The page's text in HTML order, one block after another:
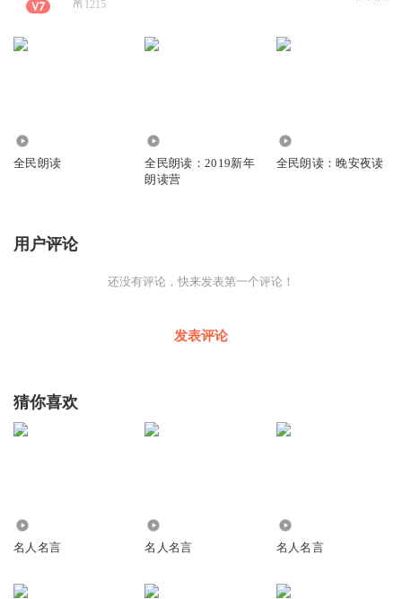
1215
全民朗读
全民朗读：2019新年
朗读营
全民朗读：晚安夜读
用户评论
还没有评论，快来发表第一个评论！
发表评论
猜你喜欢
名人名言 名人名言 名人名言